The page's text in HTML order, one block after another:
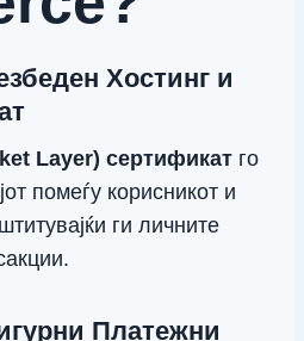
Хостинг и
Layer) сертификат го
помеѓу корисникот и
ги личните
Платежни